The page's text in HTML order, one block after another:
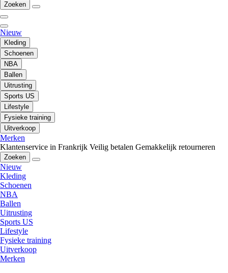
Zoeken
Nieuw
Kleding
Schoenen
NBA
Ballen
Uitrusting
Sports US
Lifestyle
Fysieke training
Uitverkoop
Merken
Klantenservice in Frankrijk Veilig betalen Gemakkelijk retourneren
Zoeken
Nieuw
Kleding
Schoenen
NBA
Ballen
Uitrusting
Sports US
Lifestyle
Fysieke training
Uitverkoop
Merken